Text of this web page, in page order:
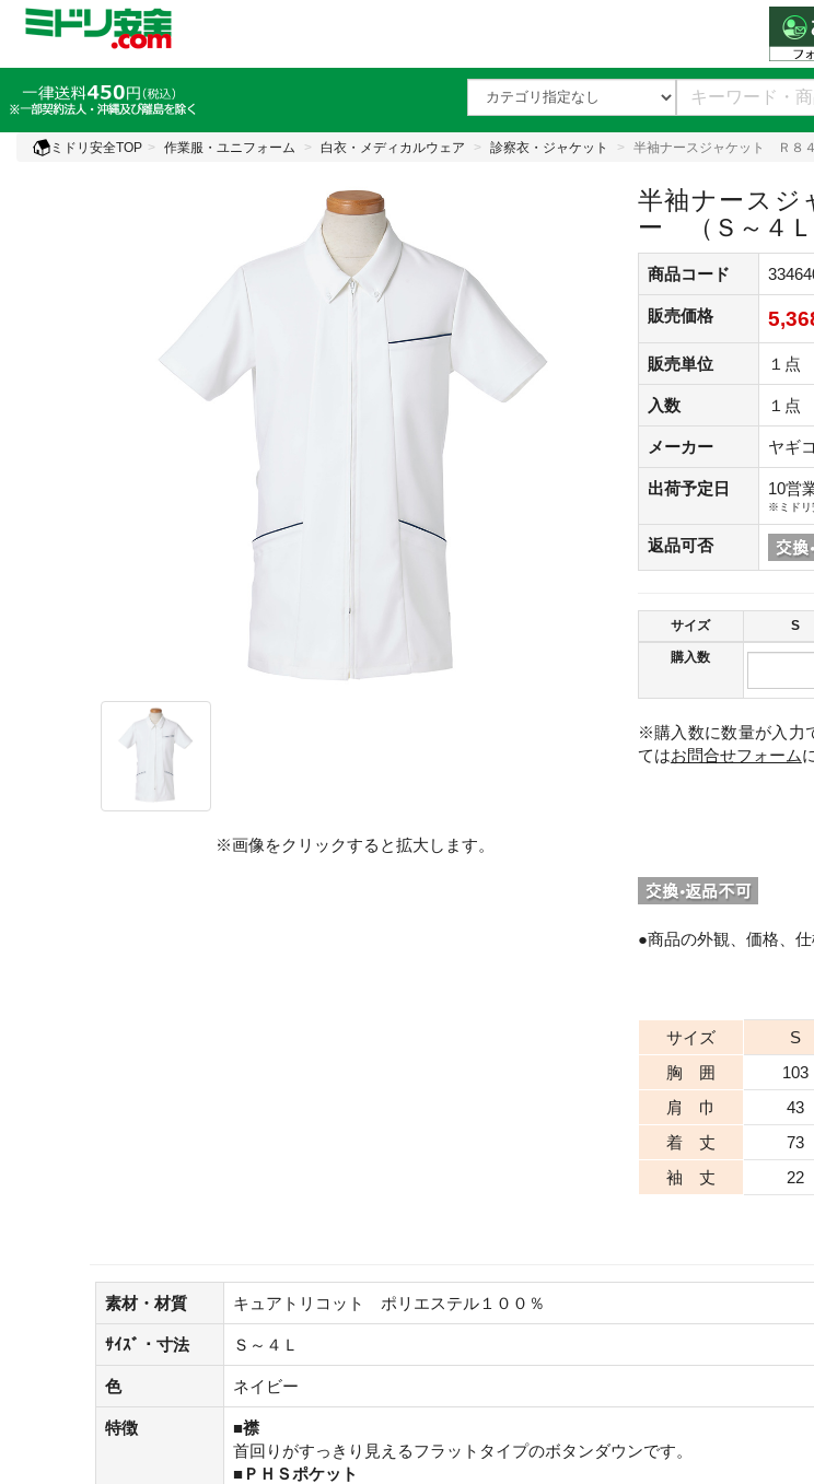
ミドリ安全TOP 作業服・ユニフォーム 白衣・メディカルウェア 診察衣・ジャケット 半袖ナースジャケット Ｒ８
※画像をクリックすると拡大します。
半袖ナース
ー （Ｓ～４Ｌ
商品コード
販売価格
販売単位 １点
入数 １点
メーカー ヤギ
出荷予定日 10営
※ミドリ
返品可否
サイズ S
購入数
※購入数に数量が入力
てはお問合せフォーム
●商品の外観、価格、
サイズ S
胸 囲
103
肩 巾
43
着 丈
73
袖 丈
22
素材・材質 キュアトリコット ポリエステル１００％
ｻｲｽﾞ・寸法 Ｓ～４Ｌ
色 ネイビー
特徴
■襟
首回りがすっきり見えるフラットタイプのボタンダウンです。
■ＰＨＳポケット